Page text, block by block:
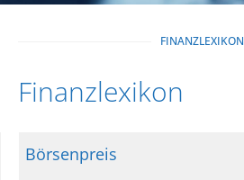
FINANZLEXIKON
Finanzlexikon
Börsenpreis